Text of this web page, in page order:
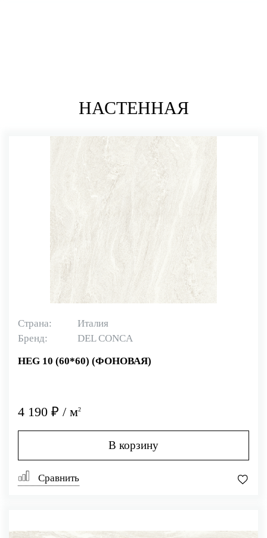
НАСТЕННАЯ
Страна:
Италия
Бренд:
DEL CONCA
HEG 10 (60*60) (ФОНОВАЯ)
4 190 ₽ / м2
В корзину
Сравнить